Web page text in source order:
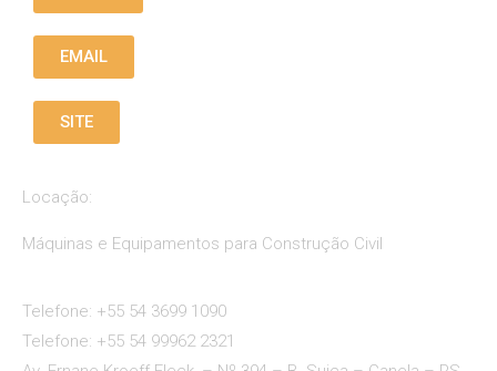
EMAIL
SITE
Locação:
Máquinas e Equipamentos para Construção Civil
Telefone: +55 54 3699 1090
Telefone: +55 54 99962 2321